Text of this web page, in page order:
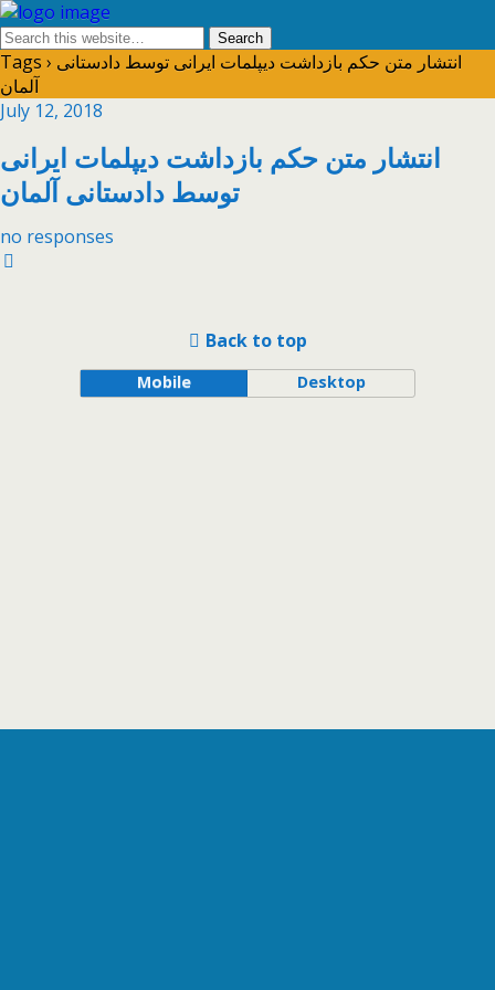
Tags › انتشار متن حکم بازداشت دیپلمات ایرانی توسط دادستانی
آلمان
July 12, 2018
انتشار متن حکم بازداشت دیپلمات ایرانی
توسط دادستانی آلمان
no responses
Back to top
Mobile Desktop